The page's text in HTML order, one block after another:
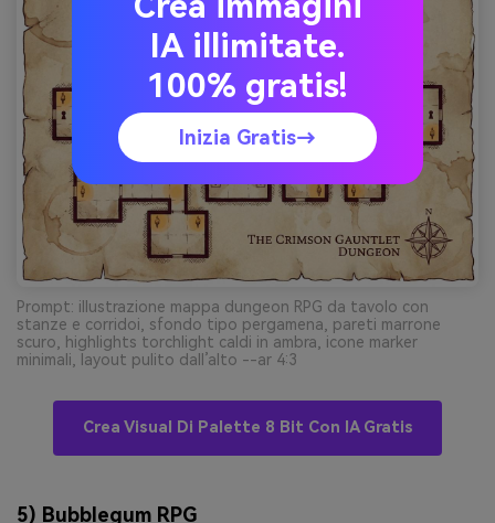
Prompt: illustrazione mappa dungeon RPG da tavolo con
stanze e corridoi, sfondo tipo pergamena, pareti marrone
scuro, highlights torchlight caldi in ambra, icone marker
minimali, layout pulito dall’alto --ar 4:3
Crea Visual Di Palette 8 Bit Con IA Gratis
5) Bubblegum RPG
IA illimitate.
100% gratis!
Inizia Gratis→